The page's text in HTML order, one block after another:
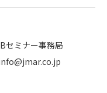
セミナー事務局